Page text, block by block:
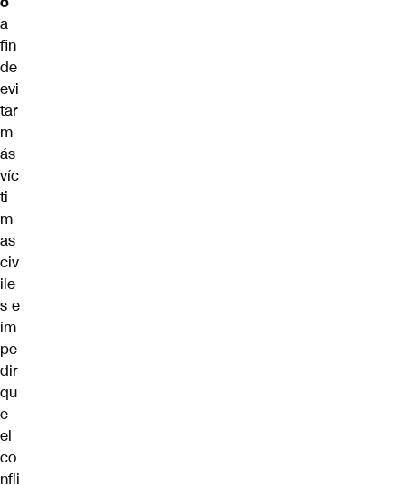
a
fin
de
evi
tar
m
ás
víc
ti
m
as
civ
ile
s e
im
pe
dir
qu
e
el
co
nfli